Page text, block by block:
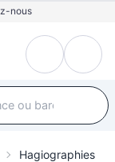
nous
Hagiographies